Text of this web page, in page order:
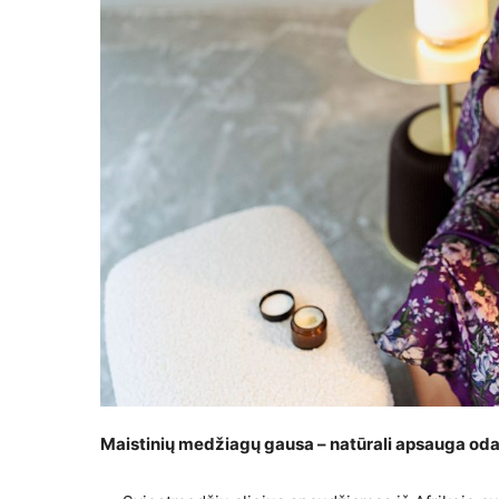
Maistinių medžiagų gausa – natūrali apsauga